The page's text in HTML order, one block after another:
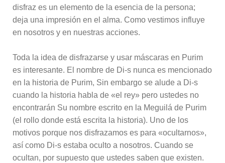
disfraz es un elemento de la esencia de la persona;
deja una impresión en el alma. Como vestimos influye
en nosotros y en nuestras acciones.
Toda la idea de disfrazarse y usar máscaras en Purim
es interesante. El nombre de Di-s nunca es mencionado
en la historia de Purim, Sin embargo se alude a Di-s
cuando la historia habla de «el rey» pero ustedes no
encontrarán Su nombre escrito en la Meguilá de Purim
(el rollo donde está escrita la historia). Uno de los
motivos porque nos disfrazamos es para «ocultarnos»,
así como Di-s estaba oculto a nosotros. Cuando se
ocultan, por supuesto que ustedes saben que existen.